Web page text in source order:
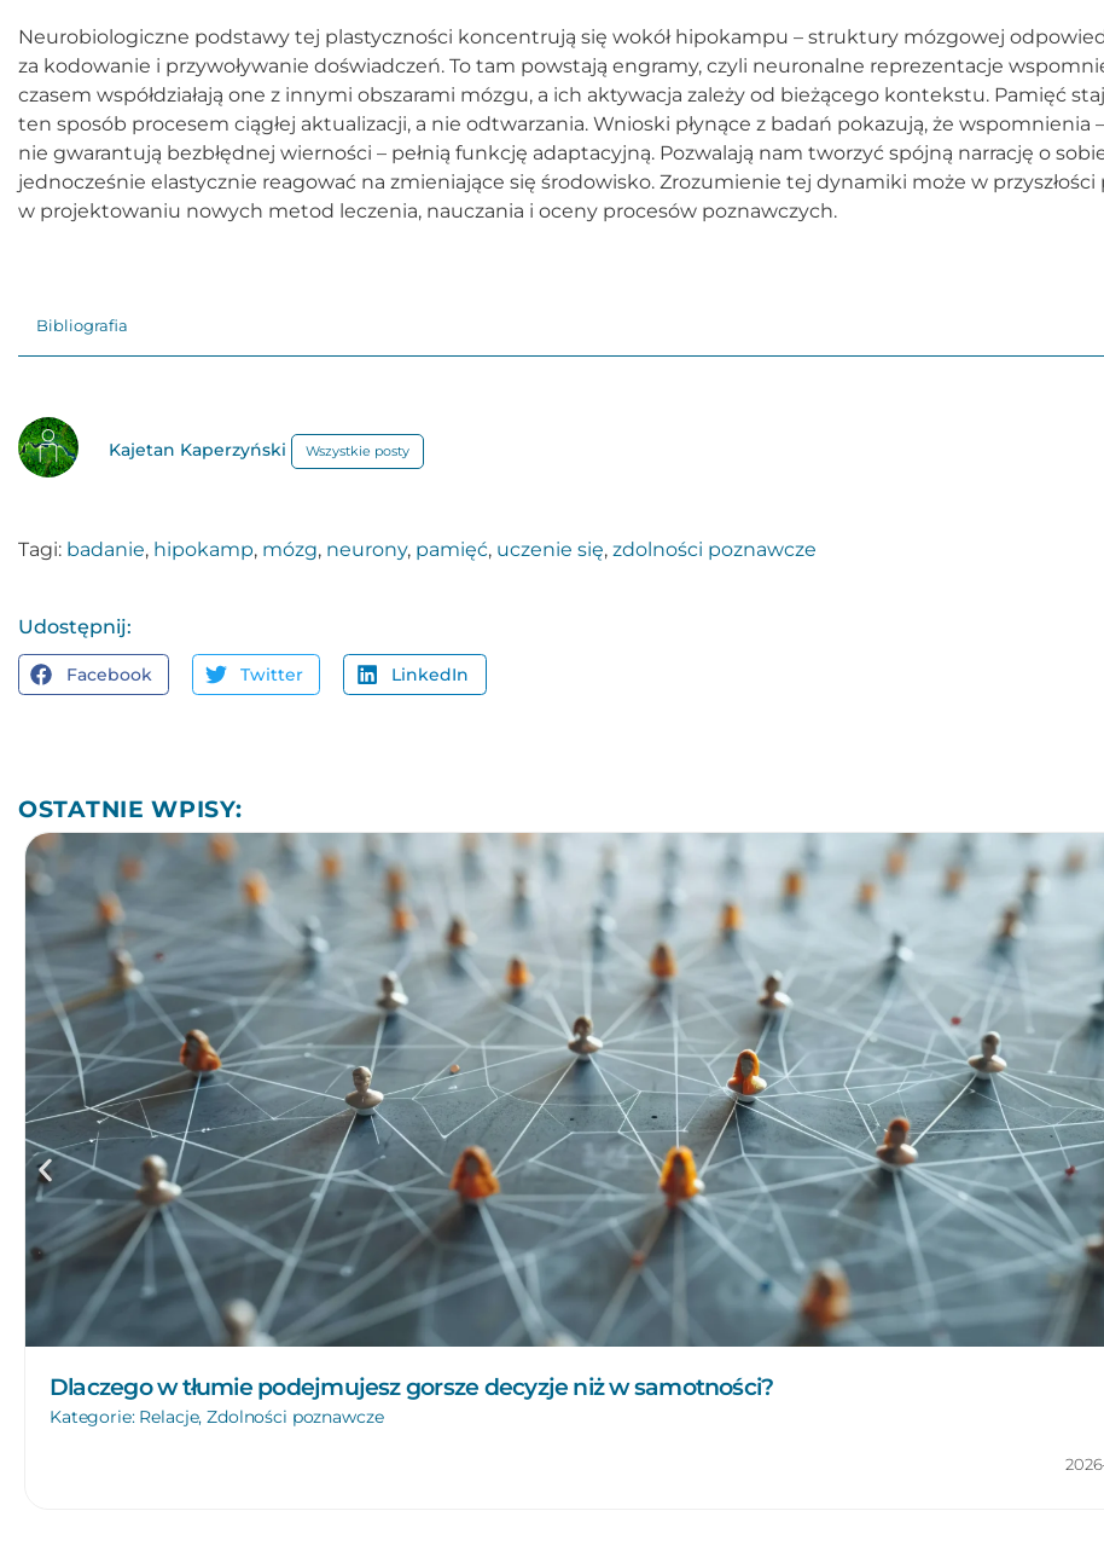
Neurobiologiczne podstawy tej plastyczności koncentrują się wokół hipokampu – struktury mózgowej
za kodowanie i przywoływanie doświadczeń. To tam powstają engramy, czyli neuronalne reprezentacje
czasem współdziałają one z innymi obszarami mózgu, a ich aktywacja zależy od bieżącego kontekstu. Pamięć
ten sposób procesem ciągłej aktualizacji, a nie odtwarzania. Wnioski płynące z badań pokazują, że wspomnienia
nie gwarantują bezbłędnej wierności – pełnią funkcję adaptacyjną. Pozwalają nam tworzyć spójną narrację o
jednocześnie elastycznie reagować na zmieniające się środowisko. Zrozumienie tej dynamiki może w przyszłości
w projektowaniu nowych metod leczenia, nauczania i oceny procesów poznawczych.
Bibliografia
Kajetan Kaperzyński Wszystkie posty
Tagi: badanie, hipokamp, mózg, neurony, pamięć, uczenie się, zdolności poznawcze
Udostępnij:
Facebook Twitter LinkedIn
OSTATNIE WPISY:
Dlaczego w tłumie podejmujesz gorsze decyzje niż w samotności?
Kategorie: Relacje,Zdolności poznawcze